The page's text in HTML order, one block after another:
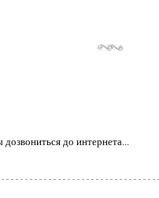
до интернета...